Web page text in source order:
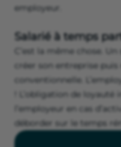
employeur.
Salarié à temps
C’est la même chose.
créer son entreprise
conventionnelle.
! L’obligation de
l’employeur en cas
déborder sur le temps